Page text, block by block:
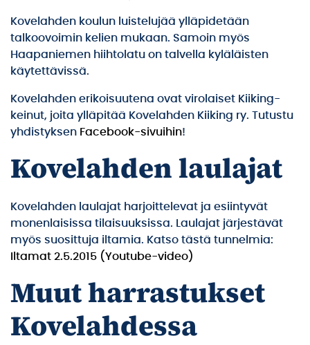
Kovelahden koulun luistelujää ylläpidetään
talkoovoimin kelien mukaan. Samoin myös
Haapaniemen hiihtolatu on talvella kyläläisten
käytettävissä.
Kovelahden erikoisuutena ovat virolaiset Kiiking-
keinut, joita ylläpitää Kovelahden Kiiking ry. Tutustu
yhdistyksen Facebook-sivuihin!
Kovelahden laulajat
Kovelahden laulajat harjoittelevat ja esiintyvät
monenlaisissa tilaisuuksissa. Laulajat järjestävät
myös suosittuja iltamia. Katso tästä tunnelmia:
Iltamat 2.5.2015 (Youtube-video)
Muut harrastukset
Kovelahdessa